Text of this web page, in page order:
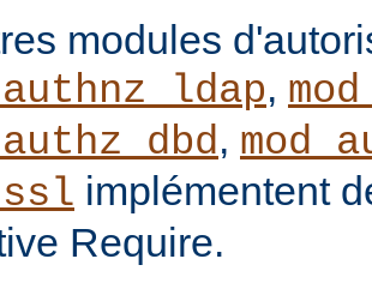
modules
,
,
implémentent
Require.